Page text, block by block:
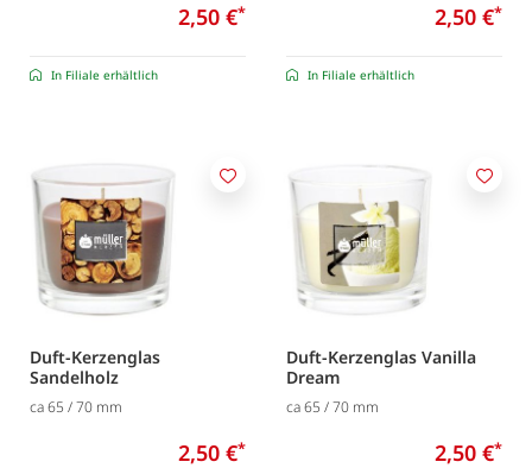
2,50 €*
In Filiale erhältlich
2,50 €*
In Filiale erhältlich
Duft-Kerzenglas
Sandelholz
ca 65 / 70 mm
2,50 €*
Merken
Duft-Kerzenglas Vanilla
Dream
ca 65 / 70 mm
2,50 €*